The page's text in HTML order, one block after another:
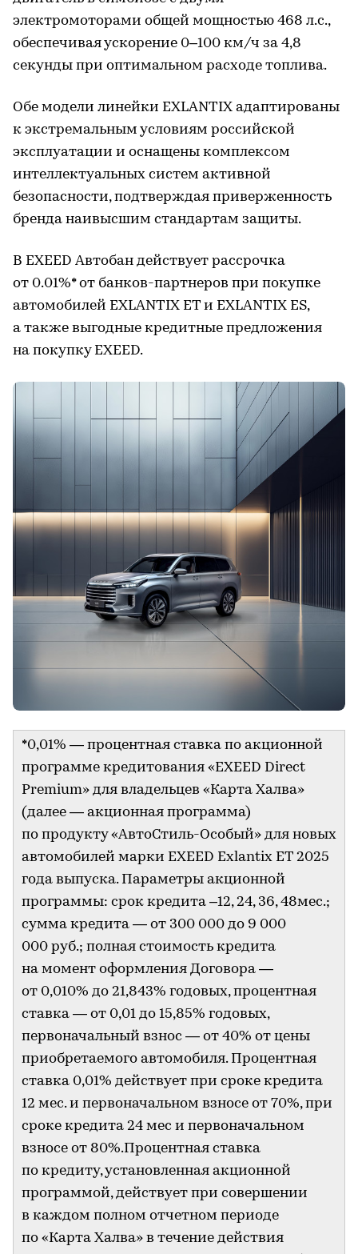
электромоторами общей мощностью 468 л.с.,
обеспечивая ускорение 0–100 км/ч за 4,8
секунды при оптимальном расходе топлива.
Обе модели линейки EXLANTIX адаптированы
к экстремальным условиям российской
эксплуатации и оснащены комплексом
интеллектуальных систем активной
безопасности, подтверждая приверженность
бренда наивысшим стандартам защиты.
В EXEED Автобан действует рассрочка
от 0.01%* от банков-партнеров при покупке
автомобилей EXLANTIX ET и EXLANTIX ES,
а также выгодные кредитные предложения
на покупку EXEED.
*0,01% — процентная ставка по акционной
программе кредитования «EXEED Direct
Premium» для владельцев «Карта Халва»
(далее — акционная программа)
по продукту «АвтоСтиль-Особый» для новых
автомобилей марки EXEED Exlantix ET 2025
года выпуска. Параметры акционной
программы: срок кредита –12, 24, 36, 48мес.;
сумма кредита — от 300 000 до 9 000
000 руб.; полная стоимость кредита
на момент оформления Договора —
от 0,010% до 21,843% годовых, процентная
ставка — от 0,01 до 15,85% годовых,
первоначальный взнос — от 40% от цены
приобретаемого автомобиля. Процентная
ставка 0,01% действует при сроке кредита
12 мес. и первоначальном взносе от 70%, при
сроке кредита 24 мес и первоначальном
взносе от 80%.Процентная ставка
по кредиту, установленная акционной
программой, действует при совершении
в каждом полном отчетном периоде
по «Карта Халва» в течение действия